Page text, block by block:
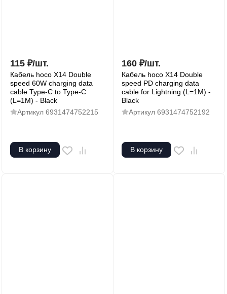
115 ₽/шт.
Кабель hoco X14 Double
speed 60W charging data
cable Type-C to Type-C
(L=1M) - Black
Артикул 6931474752215
В корзину
160 ₽/шт.
Кабель hoco X14 Double
speed PD charging data
cable for Lightning (L=1M) -
Black
Артикул 6931474752192
В корзину